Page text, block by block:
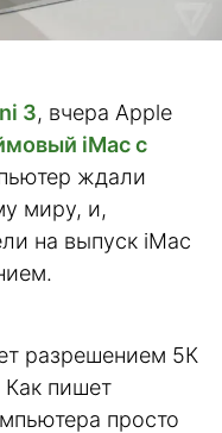
3, вчера Apple
iMac с
ждали
миру, и,
на выпуск iMac
разрешением 5К
пишет
просто